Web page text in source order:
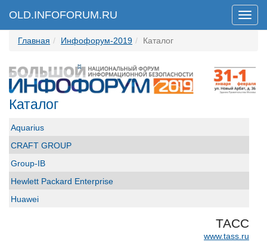
Меню
OLD.INFOFORUM.RU
Главная Инфофорум-2019 Каталог
Каталог
Aquarius
CRAFT GROUP
Group-IB
Hewlett Packard Enterprise
Huawei
ТАСС
www.tass.ru